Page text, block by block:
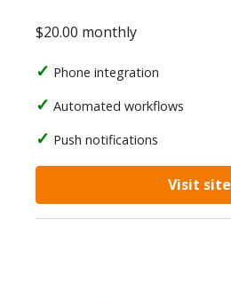
$20.00 monthly
Phone integration
Automated workflows
Push notifications
Visit site